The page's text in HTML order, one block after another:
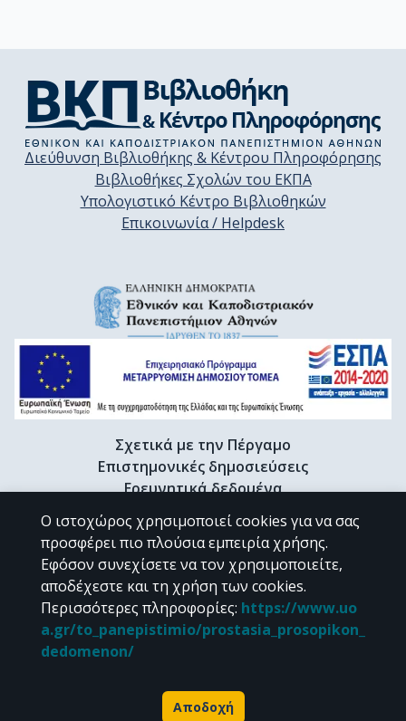
Διεύθυνση Βιβλιοθήκης & Κέντρου Πληροφόρησης
Βιβλιοθήκες Σχολών του ΕΚΠΑ
Υπολογιστικό Κέντρο Βιβλιοθηκών
Επικοινωνία / Helpdesk
Σχετικά με την Πέργαμο
Επιστημονικές δημοσιεύσεις
Ερευνητικά δεδομένα
Διδακτορικές διατριβές & Γκρίζα βιβλιογραφία
Προφίλ Ερευνητή
CC BY-NC 4.0
Εκτός αν αναφέρεται διαφορετικά, το υλικό της "Περγάμου" διατίθεται
Powered by
Ο ιστοχώρος χρησιμοποιεί cookies για να σας
προσφέρει πιο πλούσια εμπειρία χρήσης.
Εφόσον συνεχίσετε να τον χρησιμοποιείτε,
αποδέχεστε και τη χρήση των cookies.
Περισσότερες πληροφορίες: https://www.uo
a.gr/to_panepistimio/prostasia_prosopikon_
dedomenon/
Αποδοχή